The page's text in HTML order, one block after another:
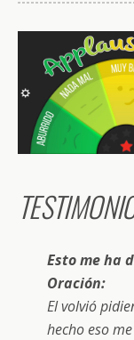
Esto me ha
Oración:
El volvió
hecho eso